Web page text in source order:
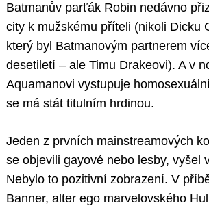
Batmanův parťák Robin nedávno
city k mužskému příteli (nikoli Dicku
který byl Batmanovým partnerem
desetiletí – ale Timu Drakeovi). A v
Aquamanovi vystupuje
se má stát titulním hrdinou.
Jeden z prvních mainstreamových
se objevili gayové nebo lesby, vyšel
Nebylo to pozitivní zobrazení. V
Banner, alter ego marvelovského